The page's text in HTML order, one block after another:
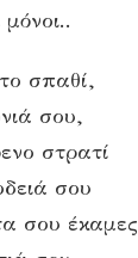
σπαθί,
σου,
στρατί
σου
σου έκαμες